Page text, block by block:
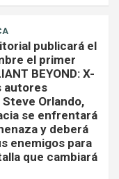
publicará el
el primer
BEYOND: X-
autores
Orlando,
se enfrentará
y deberá
enemigos para
que cambiará